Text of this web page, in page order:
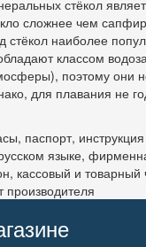
стёкол
сложнее чем
стёкол наиболее
классом
поэтому они
для плавания не
паспорт,
языке,
кассовый и товарный
производителя